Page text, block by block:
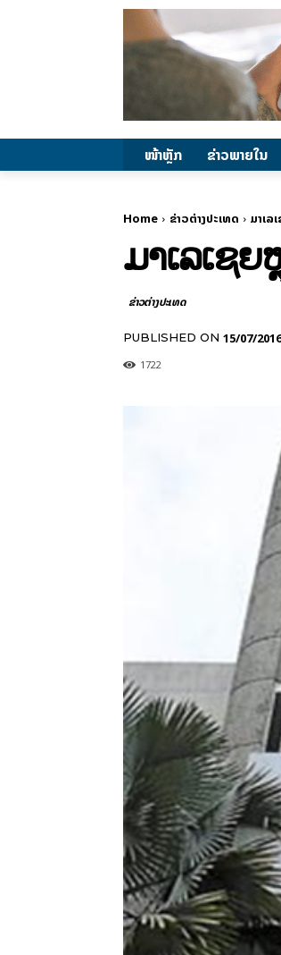
ໜ້າຫຼັກ ຂ່າວພາຍ​ໃນ
Home ຂ່າວຕ່າງປະເທດ ມາ​ເລ​
ມາ​ເລ​ເຊ
ຂ່າວຕ່າງປະເທດ
PUBLISHED ON 15/07/2016
1722